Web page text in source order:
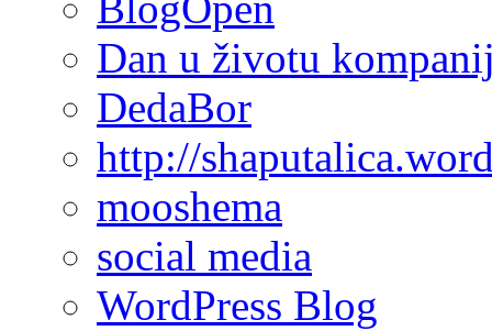
Dan u životu
DedaBor
http://
mooshema
social media
WordPress Blog